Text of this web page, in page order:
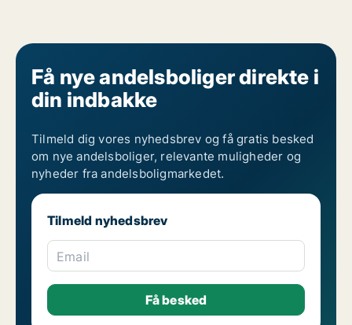
Få nye andelsboliger direkte i
din indbakke
Tilmeld dig vores nyhedsbrev og få gratis besked
om nye andelsboliger, relevante muligheder og
nyheder fra andelsboligmarkedet.
Tilmeld nyhedsbrev
Email